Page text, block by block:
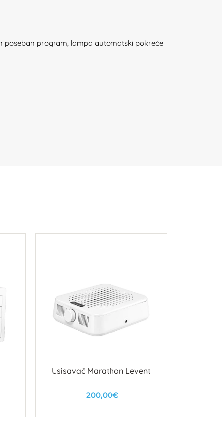
poseban program, lampa automatski pokreće
Usisavač Marathon Levent
200,00€
U košaricu